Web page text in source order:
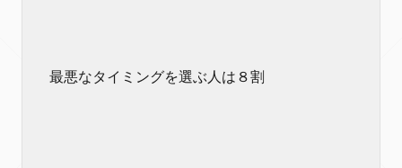
最悪なタイミングを選ぶ人は８割